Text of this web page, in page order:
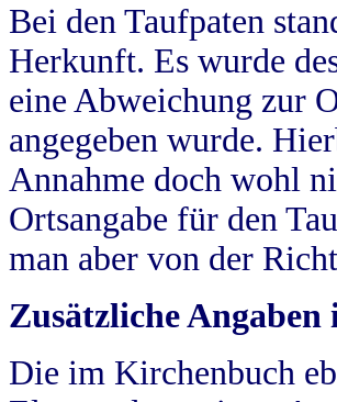
Bei den Taufpaten
Herkunft. Es wurde
eine Abweichung zur
angegeben wurde.
Annahme doch wohl
Ortsangabe für den
man aber von der
Zusätzliche
Die im Kirchenbuch